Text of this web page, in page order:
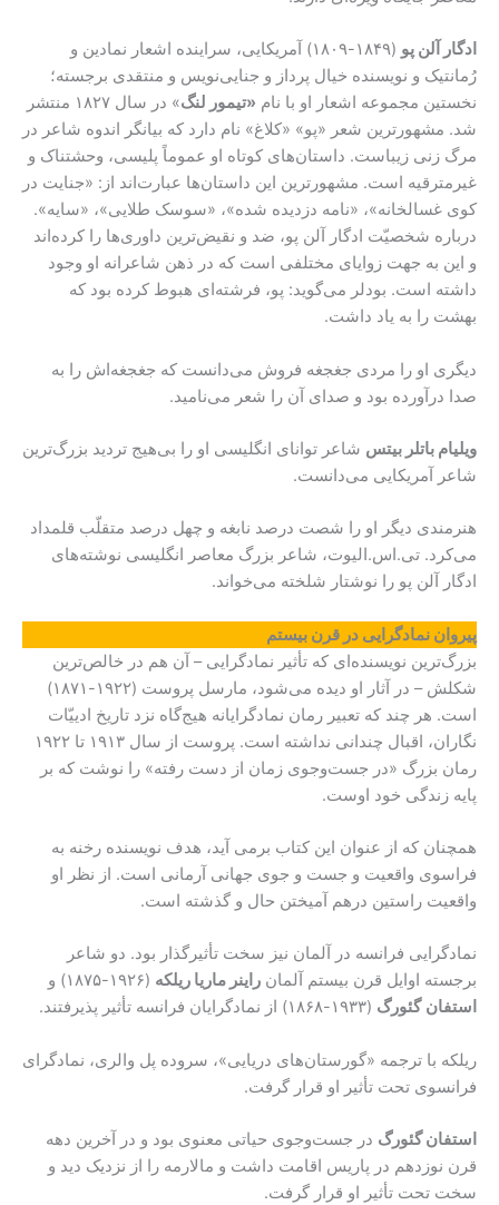
ادگار آلن پو
(۱۸۴۹-۱۸۰۹) آمریکایی، سراینده‌ اشعار نمادین و
رُمانتیک و نویسنده خیال پرداز و جنایی‌نویس و منتقدی برجسته؛
نخستین مجموعه‌ اشعار او با نام «تیمور لنگ
» در سال ۱۸۲۷ منتشر
شد. مشهورترین شعر «پو» «کلاغ» نام دارد که بیانگر اندوه شاعر در
مرگ زنی زیباست. داستان‌های کوتاه او عموماً پلیسی، وحشتناک و
غیرمترقیه است. مشهورترین این داستان‌ها عبارت‌اند از: «جنایت در
کوی غسالخانه»، «نامه‌ دزدیده شده»، «سوسک طلایی»، «سایه».
درباره‌ شخصیّت ادگار آلن پو، ضد و نقیض‌ترین داوری‌ها را کرده‌اند
و این به جهت زوایای مختلفی است که در ذهن شاعرانه‌ او وجود
داشته است. بودلر می‌گوید: پو، فرشته‌ای هبوط کرده بود که
بهشت را به یاد داشت.
دیگری او را مردی جغجغه فروش می‌دانست که جغجغه‌اش را به
صدا درآورده بود و صدای آن را شعر می‌نامید.
ویلیام باتلر بیتس شاعر توانای انگلیسی او را بی‌هیج تردید بزرگ‌ترین
شاعر آمریکایی می‌دانست.
هنرمندی دیگر او را شصت درصد نابغه و چهل درصد متقلّب قلمداد
می‌کرد. تی.اس.الیوت، شاعر بزرگ معاصر انگلیسی نوشته‌های
ادگار آلن پو را نوشتار شلخته می‌خواند.
پیروان نمادگرایی در قرن بیستم
بزرگ‌ترین نویسنده‌ای که تأثیر نمادگرایی – آن هم در خالص‌ترین
شکلش – در آثار او دیده می‌شود، مارسل پروست (۱۹۲۲-۱۸۷۱)
است. هر چند که تعبیر رمان نمادگرایانه هیج‌گاه نزد تاریخ ادییّات
نگاران، اقبال چندانی نداشته است. پروست از سال ۱۹۱۳ تا ۱۹۲۲
رمان بزرگ «در جست‌وجوی زمان از دست رفته» را نوشت که بر
پایه‌ زندگی خود اوست.
همچنان که از عنوان این کتاب برمی آید، هدف نویسنده رخنه به
فراسوی واقعیت و جست و جوی جهانی آرمانی است. از نظر او
واقعیت راستین درهم آمیختن حال و گذشته است.
نمادگرایی فرانسه در آلمان نیز سخت تأثیرگذار بود. دو شاعر
برجسته اوایل قرن بیستم آلمان راینر ماریا ریلکه (۱۹۲۶-۱۸۷۵) و
استفان گئورگ (۱۹۳۳-۱۸۶۸) از نمادگرایان فرانسه تأثیر پذیرفتند.
ریلکه با ترجمه‌ «گورستان‌های دریایی»، سروده‌ پل والری، نمادگرای
فرانسوی تحت تأثیر او قرار گرفت.
استفان گئورگ در جست‌وجوی حیاتی معنوی بود و در آخرین دهه‌
قرن نوزدهم در پاریس اقامت داشت و مالارمه را از نزدیک دید و
سخت تحت تأثیر او قرار گرفت.